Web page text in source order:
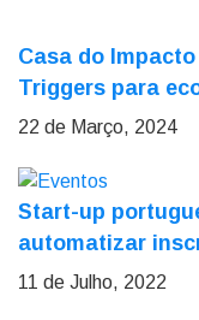
Casa do
Triggers para
22 de Março, 2024
Start-up
automatizar
11 de Julho, 2022